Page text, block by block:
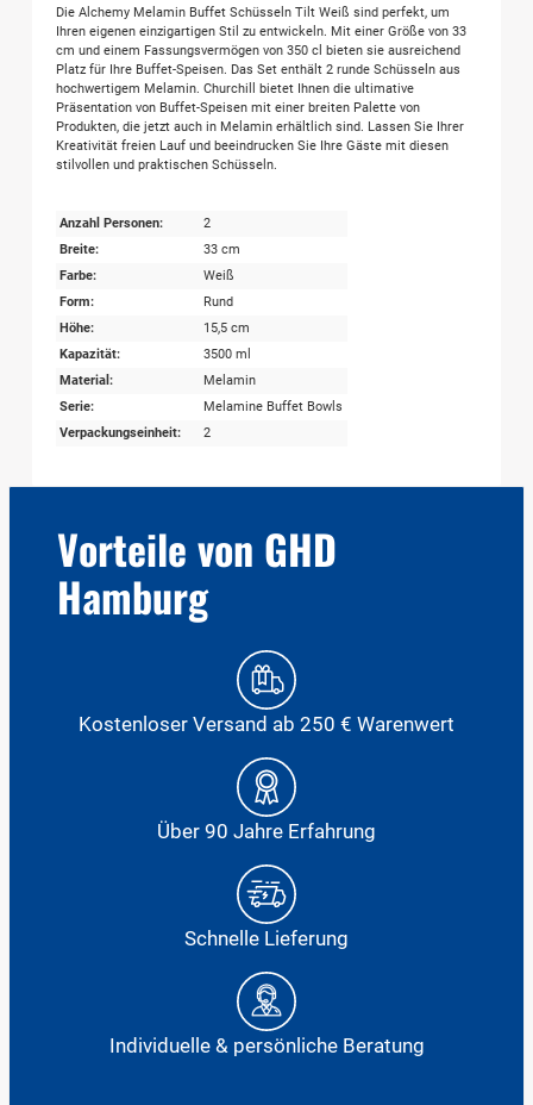
Die Alchemy Melamin Buffet Schüsseln Tilt Weiß sind perfekt, um
Ihren eigenen einzigartigen Stil zu entwickeln. Mit einer Größe von 33
cm und einem Fassungsvermögen von 350 cl bieten sie ausreichend
Platz für Ihre Buffet-Speisen. Das Set enthält 2 runde Schüsseln aus
hochwertigem Melamin. Churchill bietet Ihnen die ultimative
Präsentation von Buffet-Speisen mit einer breiten Palette von
Produkten, die jetzt auch in Melamin erhältlich sind. Lassen Sie Ihrer
Kreativität freien Lauf und beeindrucken Sie Ihre Gäste mit diesen
stilvollen und praktischen Schüsseln.
Anzahl Personen:
2
Breite:
33 cm
Farbe:
Weiß
Form:
Rund
Höhe:
15,5 cm
Kapazität:
3500 ml
Material:
Melamin
Serie:
Melamine Buffet Bowls
Verpackungseinheit:
2
Vorteile von GHD
Hamburg
Kostenloser Versand ab 250 € Warenwert
Über 90 Jahre Erfahrung
Schnelle Lieferung
Individuelle & persönliche Beratung